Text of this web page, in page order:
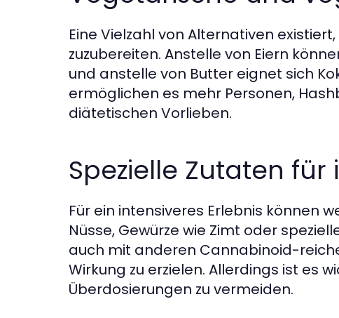
Eine Vielzahl von Alternativen
zuzubereiten. Anstelle von Eiern
und anstelle von Butter eignet sich
ermöglichen es mehr Personen,
diätetischen Vorlieben.
Spezielle Zutaten für
Für ein intensiveres Erlebnis können
Nüsse, Gewürze wie Zimt oder
auch mit anderen Cannabinoid-
Wirkung zu erzielen. Allerdings ist es
Überdosierungen zu vermeiden.